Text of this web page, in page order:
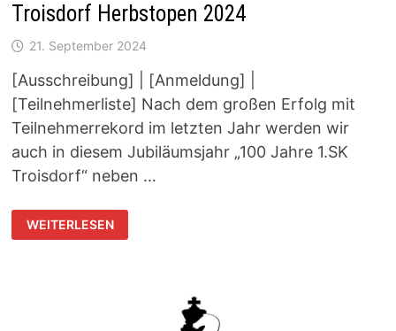
Troisdorf Herbstopen 2024
21. September 2024
[Ausschreibung] | [Anmeldung] |
[Teilnehmerliste] Nach dem großen Erfolg mit
Teilnehmerrekord im letzten Jahr werden wir
auch in diesem Jubiläumsjahr „100 Jahre 1.SK
Troisdorf“ neben …
TROISDORF
HERBSTOPEN
2024
WEITERLESEN